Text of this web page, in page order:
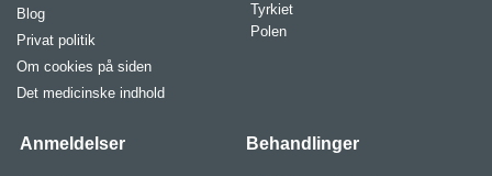
Blog
Privat politik
Om cookies på siden
Det medicinske indhold
Tyrkiet
Polen
Anmeldelser Behandlinger